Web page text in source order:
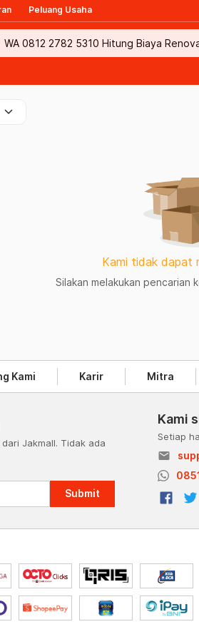
Peluang Usaha
keyboard_arrow_down
Kami tidak dapat
Silakan melakukan pencarian
Kami Karir Mitra
Jakmall. Tidak ada
Submit
Kami
Setiap
email